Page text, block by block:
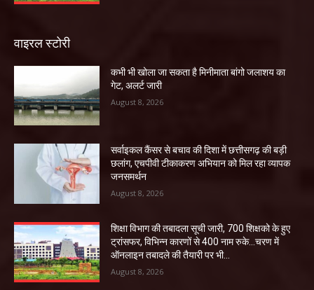
वाइरल स्टोरी
कभी भी खोला जा सकता है मिनीमाता बांगो जलाशय का
गेट, अलर्ट जारी
August 8, 2026
सर्वाइकल कैंसर से बचाव की दिशा में छत्तीसगढ़ की बड़ी
छलांग, एचपीवी टीकाकरण अभियान को मिल रहा व्यापक
जनसमर्थन
August 8, 2026
शिक्षा विभाग की तबादला सूची जारी, 700 शिक्षको के हुए
ट्रांसफर, विभिन्न कारणों से 400 नाम रुके…चरण में
ऑनलाइन तबादले की तैयारी पर भी...
August 8, 2026